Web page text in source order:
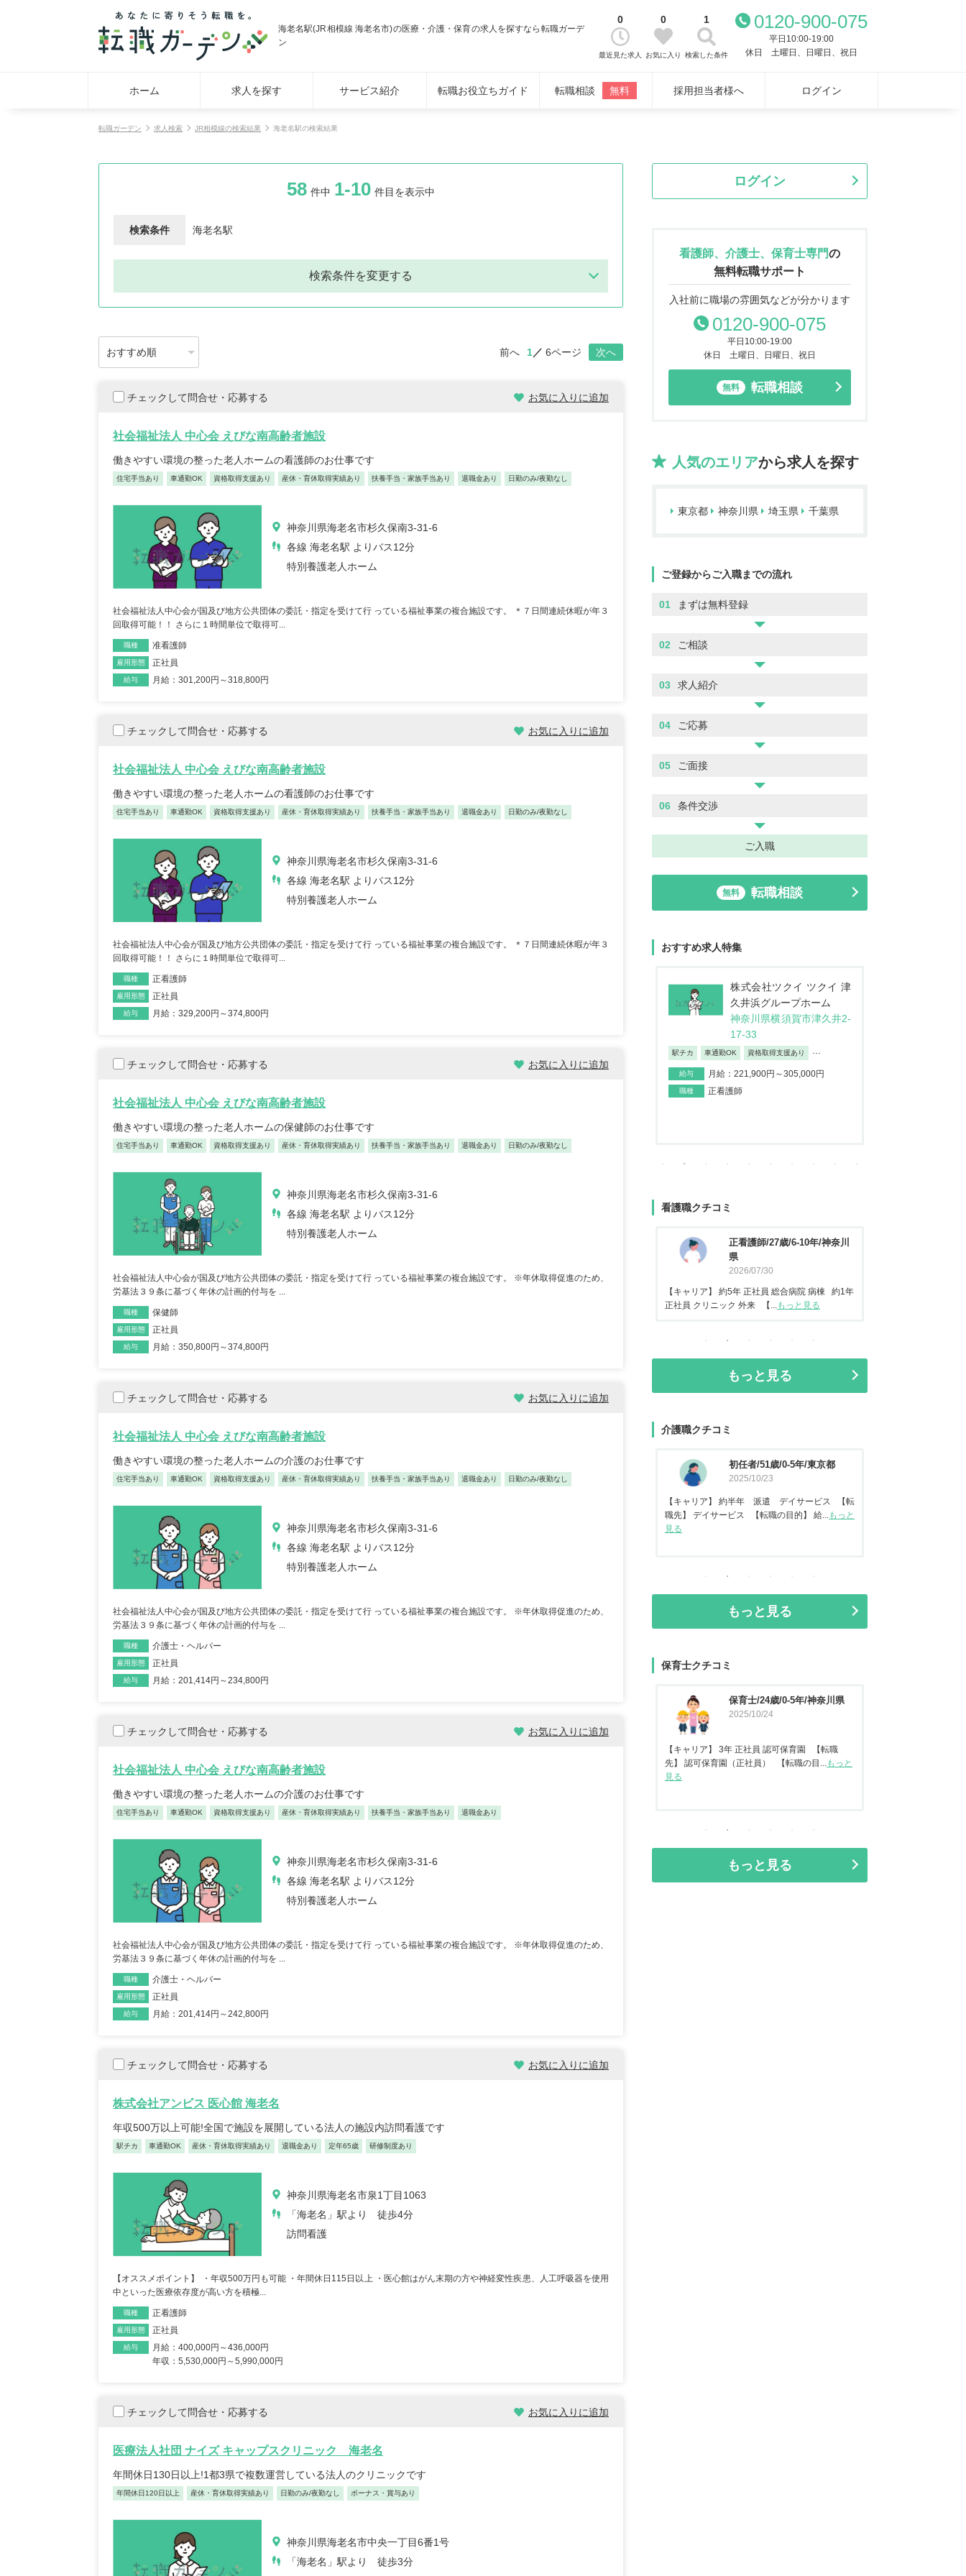
海老名駅(JR相模線 海老名市)の医療・介護・保育の求人を探すなら転職ガーデ
ン
0
最近見た求人
0
お気に入り
1
検索した条件
0120-900-075
平日10:00-19:00
休日 土曜日、日曜日、祝日
ホーム 求人を探す サービス紹介 転職お役立ちガイド 転職相談 無料 採用担当者様へ ログイン
転職ガーデン 求人検索 JR相模線の検索結果 海老名駅の検索結果
58 件中 1-10 件目を表示中
検索条件 海老名駅
検索条件を変更する
前へ 1 6ページ 次へ
チェックして問合せ・応募する お気に入りに追加
社会福祉法人 中心会 えびな南高齢者施設
働きやすい環境の整った老人ホームの看護師のお仕事です
住宅手当あり 車通勤OK 資格取得支援あり 産休・育休取得実績あり 扶養手当・家族手当あり 退職金あり 日勤のみ/夜勤なし
神奈川県海老名市杉久保南3-31-6
各線 海老名駅 よりバス12分
特別養護老人ホーム
社会福祉法人中心会が国及び地方公共団体の委託・指定を受けて行 っている福祉事業の複合施設です。 ＊７日間連続休暇が年３
回取得可能！！ さらに１時間単位で取得可...
職種 准看護師
雇用形態 正社員
給与 月給：301,200円～318,800円
チェックして問合せ・応募する お気に入りに追加
社会福祉法人 中心会 えびな南高齢者施設
働きやすい環境の整った老人ホームの看護師のお仕事です
住宅手当あり 車通勤OK 資格取得支援あり 産休・育休取得実績あり 扶養手当・家族手当あり 退職金あり 日勤のみ/夜勤なし
神奈川県海老名市杉久保南3-31-6
各線 海老名駅 よりバス12分
特別養護老人ホーム
社会福祉法人中心会が国及び地方公共団体の委託・指定を受けて行 っている福祉事業の複合施設です。 ＊７日間連続休暇が年３
回取得可能！！ さらに１時間単位で取得可...
職種 正看護師
雇用形態 正社員
給与 月給：329,200円～374,800円
チェックして問合せ・応募する お気に入りに追加
社会福祉法人 中心会 えびな南高齢者施設
働きやすい環境の整った老人ホームの保健師のお仕事です
住宅手当あり 車通勤OK 資格取得支援あり 産休・育休取得実績あり 扶養手当・家族手当あり 退職金あり 日勤のみ/夜勤なし
神奈川県海老名市杉久保南3-31-6
各線 海老名駅 よりバス12分
特別養護老人ホーム
社会福祉法人中心会が国及び地方公共団体の委託・指定を受けて行 っている福祉事業の複合施設です。 ※年休取得促進のため、
労基法３９条に基づく年休の計画的付与を ...
職種 保健師
雇用形態 正社員
給与 月給：350,800円～374,800円
チェックして問合せ・応募する お気に入りに追加
社会福祉法人 中心会 えびな南高齢者施設
働きやすい環境の整った老人ホームの介護のお仕事です
住宅手当あり 車通勤OK 資格取得支援あり 産休・育休取得実績あり 扶養手当・家族手当あり 退職金あり 日勤のみ/夜勤なし
神奈川県海老名市杉久保南3-31-6
各線 海老名駅 よりバス12分
特別養護老人ホーム
社会福祉法人中心会が国及び地方公共団体の委託・指定を受けて行 っている福祉事業の複合施設です。 ※年休取得促進のため、
労基法３９条に基づく年休の計画的付与を ...
職種 介護士・ヘルパー
雇用形態 正社員
給与 月給：201,414円～234,800円
チェックして問合せ・応募する お気に入りに追加
社会福祉法人 中心会 えびな南高齢者施設
働きやすい環境の整った老人ホームの介護のお仕事です
住宅手当あり 車通勤OK 資格取得支援あり 産休・育休取得実績あり 扶養手当・家族手当あり 退職金あり
神奈川県海老名市杉久保南3-31-6
各線 海老名駅 よりバス12分
特別養護老人ホーム
社会福祉法人中心会が国及び地方公共団体の委託・指定を受けて行 っている福祉事業の複合施設です。 ※年休取得促進のため、
労基法３９条に基づく年休の計画的付与を ...
職種 介護士・ヘルパー
雇用形態 正社員
給与 月給：201,414円～242,800円
チェックして問合せ・応募する お気に入りに追加
株式会社アンビス 医心館 海老名
年収500万以上可能!全国で施設を展開している法人の施設内訪問看護です
駅チカ 車通勤OK 産休・育休取得実績あり 退職金あり 定年65歳 研修制度あり
神奈川県海老名市泉1丁目1063
「海老名」駅より 徒歩4分
訪問看護
【オススメポイント】 ・年収500万円も可能 ・年間休日115日以上 ・医心館はがん末期の方や神経変性疾患、人工呼吸器を使用
中といった医療依存度が高い方を積極...
職種 正看護師
雇用形態 正社員
給与
月給：400,000円～436,000円
年収：5,530,000円～5,990,000円
チェックして問合せ・応募する お気に入りに追加
医療法人社団 ナイズ キャップスクリニック 海老名
年間休日130日以上!1都3県で複数運営している法人のクリニックです
年間休日120日以上 産休・育休取得実績あり 日勤のみ/夜勤なし ボーナス・賞与あり
神奈川県海老名市中央一丁目6番1号
「海老名」駅より 徒歩3分
ログイン
看護師、介護士、保育士専門の
無料転職サポート
入社前に職場の雰囲気などが分かります
0120-900-075
平日10:00-19:00
休日 土曜日、日曜日、祝日
無料 転職相談
人気のエリアから求人を探す
東京都 神奈川県 埼玉県 千葉県
ご登録からご入職までの流れ
01 まずは無料登録
02 ご相談
03 求人紹介
04 ご応募
05 ご面接
06 条件交渉
ご入職
無料 転職相談
おすすめ求人特集
リカバリーインターナシ
ョナル株式会社 訪問看護
ステーション リカバリ
池尻3-3-1キドビル5階
月給：320,600円～369,000円
車通勤OK
給与 月給：110,000円～
職種 正看護師
株式会社JSH 訪問看護ス
テーション コルディアー
レ 新小岩
東京都葛飾区西新小岩4-4
2-12イソマビル5階
日勤のみ/夜勤なし
給与 月給：195,000円～373,100円
看護職クチコミ
正看護師/39歳/16-20年/東京
【キャリア】 約7年 正社員 総合病院 病棟 約6年
ブランク 約1年 パート デイサー...もっと見る
【キャリア】 4年 正職員 大学病院 外科、救急外
看護師/29歳/6-10年/神奈川県
2026/06/23
常勤 地域包括ケア病棟 【転...もっと見る
もっと見る
介護職クチコミ
初任者/53歳/0-4年/千葉県
2025/09/22
年 常勤 老健 約3年 常勤 グループ...
介護福祉士/46歳/20-25年/神
奈川県
ス 約10年 正社員 特別養護老人ホー...もっと見る
2025/10/23
資格なし/20歳/0-5年/東京都
2025/10/14
【キャリア】 約2年 正社員 倉庫内作業 【転
職先】 特別養護老人ホーム 【転職の目...もっと
見る
もっと見る
保育士クチコミ
【キャリア】12年 正社員 認可保育園 【転職
【キャリア】 3年 正社員 認可保育園 6年 正社員
保育士/45歳/20-25年/東京都
2025/09/11
【キャリア】22年 正社員 認可保育園2年 認定こ
ども園 【転職先】保育園（認可...
もっと見る